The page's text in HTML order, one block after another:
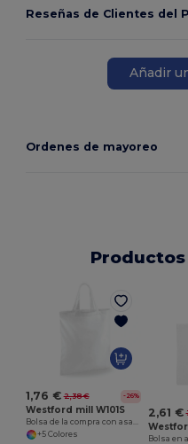
Reseñas de Clientes del
Añadir
Ordenes de mayoreo
1,76 € 2,38 € -26%
Westford mill W101S
+5 Colores
2,61 €
Bolsa en